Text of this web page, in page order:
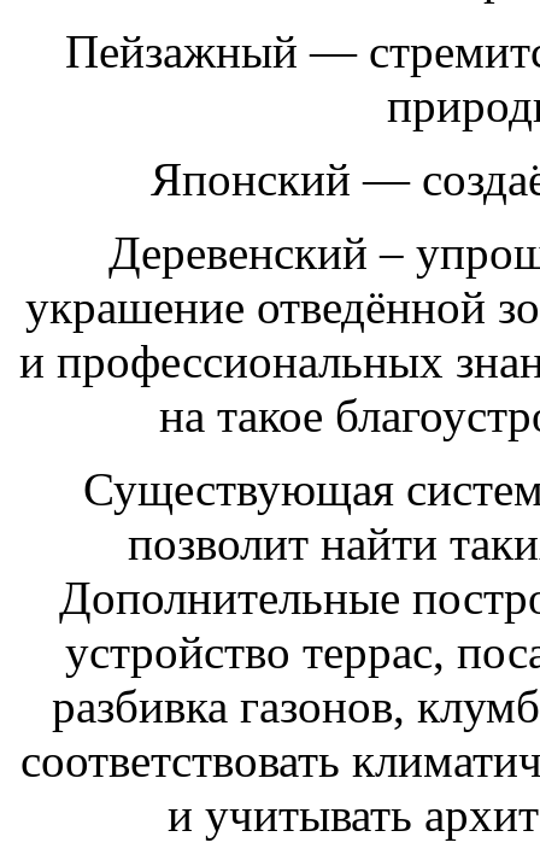
Пейзажный —
Японский —
Деревенский –
украшение отведённой
и профессиональных
на такое
Существующая
позволит найти
Дополнительные
устройство террас,
разбивка газонов,
соответствовать
и учитывать